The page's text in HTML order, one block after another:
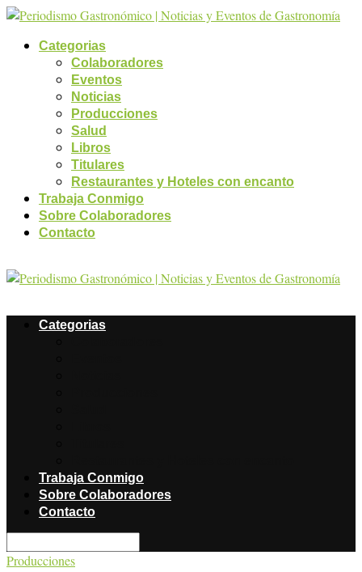
Categorias
Colaboradores
Eventos
Noticias
Producciones
Salud
Libros
Titulares
Restaurantes y Hoteles con encanto
Trabaja Conmigo
Sobre Colaboradores
Contacto
Categorias
Trabaja Conmigo
Sobre Colaboradores
Contacto
Producciones